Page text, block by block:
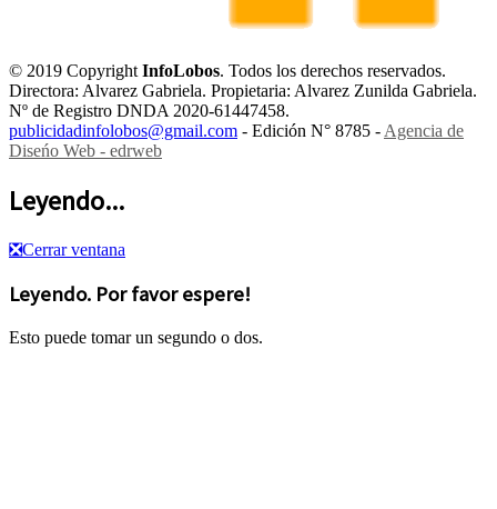
© 2019 CopyrightInfoLobos. Todos los derechos reservados.
Directora: Alvarez Gabriela. Propietaria: Alvarez Zunilda Gabriela.
Nº de Registro DNDA 2020-61447458.
publicidadinfolobos@gmail.com - Edición N° 8785 -Agencia de
Diseńo Web - edrweb
Leyendo...
❎Cerrar ventana
Leyendo. Por favor espere!
Esto puede tomar un segundo o dos.